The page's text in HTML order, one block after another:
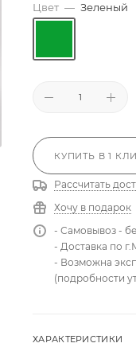
Цвет — Зеленый
КУПИТЬ В 1
Рассчитать
Хочу в подарок
- Самовывоз -
- Доставка по
- Возможна
(подробности
ХАРАКТЕРИСТИКИ